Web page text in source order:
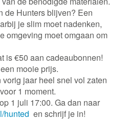
de Hunters blijven? Een
je slim moet nadenken,
omgeving moet omgaan om
is €50 aan cadeaubonnen!
mooie prijs.
jaar heel snel vol zaten
1 moment.
1 juli 17:00. Ga dan naar
hunted en schrijf je in!